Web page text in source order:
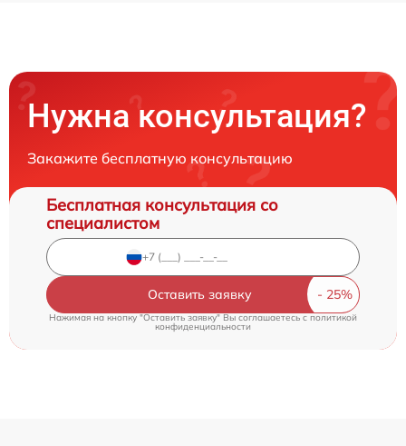
Нужна консультация?
Закажите бесплатную консультацию
Бесплатная консультация со
специалистом
Оставить заявку
Нажимая на кнопку "Оставить заявку" Вы соглашаетесь cполитикой
конфиденциальности